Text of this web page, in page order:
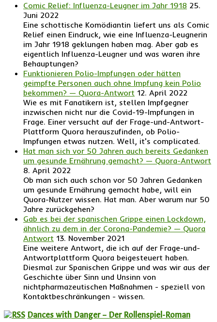
Comic Relief: Influenza-Leugner im Jahr 1918 25.
Juni 2022
Eine schottische Komödiantin liefert uns als Comic
Relief einen Eindruck, wie eine Influenza-Leugnerin
im Jahr 1918 geklungen haben mag. Aber gab es
eigentlich Influenza-Leugner und was waren ihre
Behauptungen?
Funktionieren Polio-Impfungen oder hätten
geimpfte Personen auch ohne Impfung kein Polio
bekommen? — Quora-Antwort 12. April 2022
Wie es mit Fanatikern ist, stellen Impfgegner
inzwischen nicht nur die Covid-19-Impfungen in
Frage. Einer versucht auf der Frage-und-Antwort-
Plattform Quora herauszufinden, ob Polio-
Impfungen etwas nutzen. Well, it's complicated.
Hat man sich vor 50 Jahren auch bereits Gedanken
um gesunde Ernährung gemacht? — Quora-Antwort
8. April 2022
Ob man sich auch schon vor 50 Jahren Gedanken
um gesunde Ernährung gemacht habe, will ein
Quora-Nutzer wissen. Hat man. Aber warum nur 50
Jahre zurückgehen?
Gab es bei der spanischen Grippe einen Lockdown,
ähnlich zu dem in der Corona-Pandemie? — Quora
Antwort 13. November 2021
Eine weitere Antwort, die ich auf der Frage-und-
Antwortplattform Quora beigesteuert haben.
Diesmal zur Spanischen Grippe und was wir aus der
Geschichte über Sinn und Unsinn von
nichtpharmazeutischen Maßnahmen - speziell von
Kontaktbeschränkungen - wissen.
Dances with Danger – Der Rollenspiel-Roman